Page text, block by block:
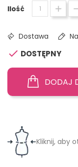
Ilość
Dostawa
 DOSTĘPNY
DODAJ
Kliknij, aby